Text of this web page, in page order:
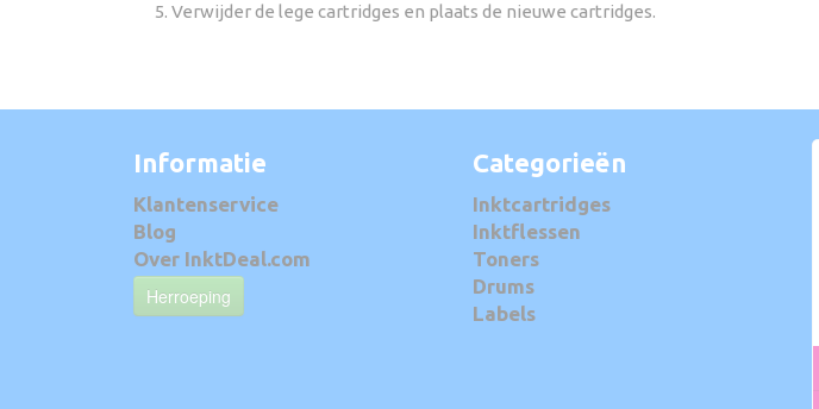
Verwijder de lege cartridges en plaats de nieuwe cartridges.
Informatie
Klantenservice
Blog
Over InktDeal.com
Herroeping
Categorieën
Inktcartridges
Inktflessen
Toners
Drums
Labels